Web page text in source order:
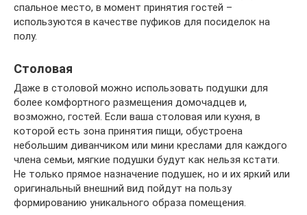
спальное место, в момент принятия гостей –
используются в качестве пуфиков для посиделок на
полу.
Столовая
Даже в столовой можно использовать подушки для
более комфортного размещения домочадцев и,
возможно, гостей. Если ваша столовая или кухня, в
которой есть зона принятия пищи, обустроена
небольшим диванчиком или мини креслами для каждого
члена семьи, мягкие подушки будут как нельзя кстати.
Не только прямое назначение подушек, но и их яркий или
оригинальный внешний вид пойдут на пользу
формированию уникального образа помещения.